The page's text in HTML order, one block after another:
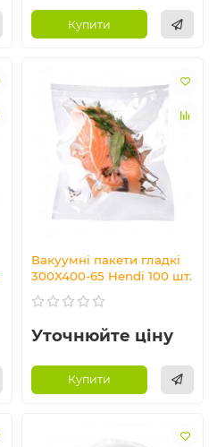
Купити
Вакуумні пакети гладкі
300X400-65 Hendi 100 шт.
Уточнюйте ціну
Купити